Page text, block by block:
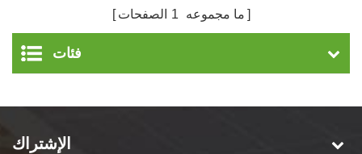
ما مجموعه 1 الصفحات
فئات
الإشتراك